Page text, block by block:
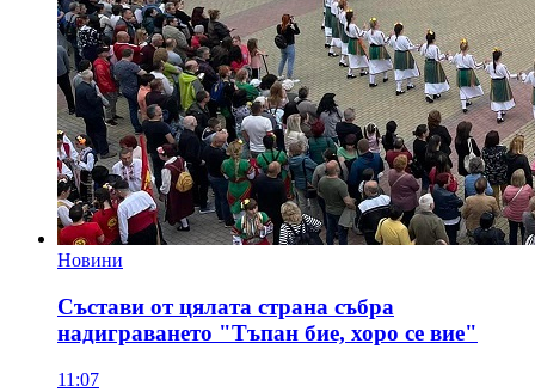
Новини
Състави от цялата страна събра
надиграването "Тъпан бие, хоро се вие"
11:07